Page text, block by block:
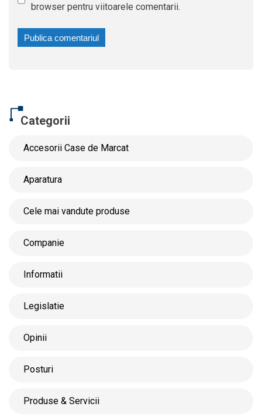
browser pentru viitoarele comentarii.
Categorii
Accesorii Case de Marcat
Aparatura
Cele mai vandute produse
Companie
Informatii
Legislatie
Opinii
Posturi
Produse & Servicii